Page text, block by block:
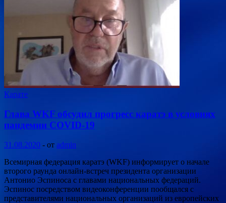
Карате
Глава WKF обсудил прогресс каратэ в условиях
пандемии COVID-19
31.08.2020 - от admin
Всемирная федерация каратэ (WKF) информирует о начале
второго раунда онлайн-встреч президента организации
Антонио Эспиноса с главами национальных федераций.
Эспинос посредством видеоконференции пообщался с
представителями национальных организаций из европейских